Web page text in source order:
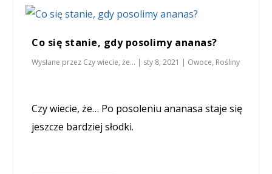
Co się stanie, gdy posolimy ananas?
Wysłane przez Czy wiecie, że... | sty 8, 2021 | Owoce, Rośliny
Czy wiecie, że… Po posoleniu ananasa staje się
jeszcze bardziej słodki.